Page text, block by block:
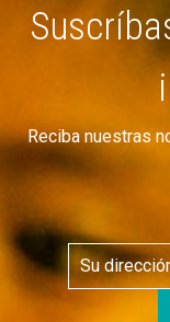
Reciba nuestras